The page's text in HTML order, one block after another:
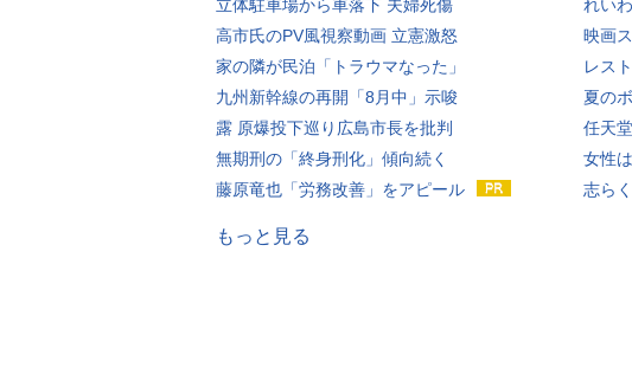
立体駐車場から車落下 夫婦死傷
高市氏のPV風視察動画 立憲激怒
家の隣が民泊「トラウマなった」
九州新幹線の再開「8月中」示唆
露 原爆投下巡り広島市長を批判
無期刑の「終身刑化」傾向続く
藤原竜也「労務改善」をアピール
れい
映画
レス
夏の
任天
女性
志ら
もっと見る